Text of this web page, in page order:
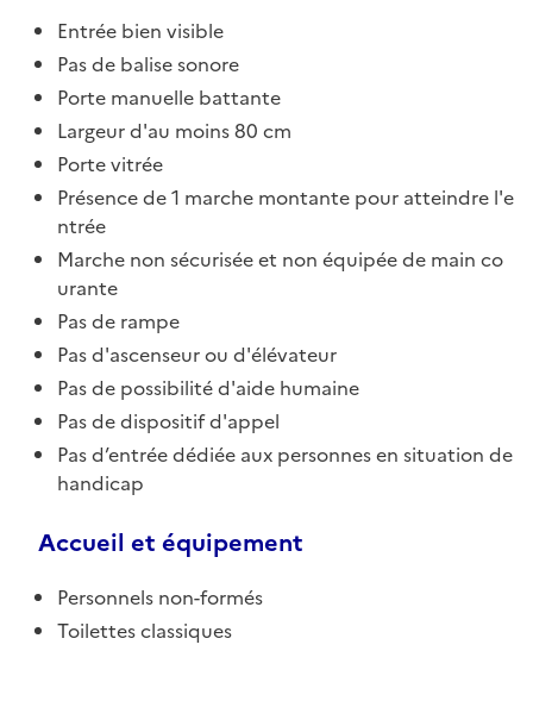
Entrée bien visible
Pas de balise sonore
Porte manuelle battante
Largeur d'au moins 80 cm
Porte vitrée
Présence de 1 marche montante pour atteindre l'e
ntrée
Marche non sécurisée et non équipée de main co
urante
Pas de rampe
Pas d'ascenseur ou d'élévateur
Pas de possibilité d'aide humaine
Pas de dispositif d'appel
Pas d’entrée dédiée aux personnes en situation de
handicap
Accueil et équipement
Personnels non-formés
Toilettes classiques